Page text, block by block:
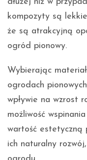
kompozyty są
że są atrakcyjną
ogród pionowy.
Wybierając
ogrodach
wpływie na wzrost
możliwość
wartość estetyczną
ich naturalny